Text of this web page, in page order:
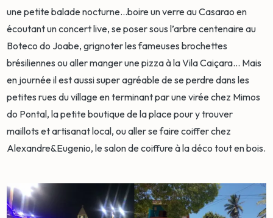
une petite balade nocturne…boire un verre au Casarao en
écoutant un concert live, se poser sous l’arbre centenaire au
Boteco do Joabe, grignoter les fameuses brochettes
brésiliennes ou aller manger une pizza à la Vila Caiçara… Mais
en journée il est aussi super agréable de se perdre dans les
petites rues du village en terminant par une virée chez Mimos
do Pontal, la petite boutique de la place pour y trouver
maillots et artisanat local, ou aller se faire coiffer chez
Alexandre&Eugenio, le salon de coiffure à la déco tout en bois.